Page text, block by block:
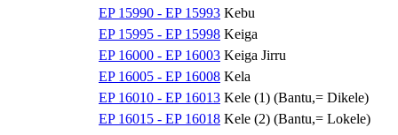
EP 15990 - EP 15993 Kebu
EP 15995 - EP 15998 Keiga
EP 16000 - EP 16003 Keiga Jirru
EP 16005 - EP 16008 Kela
EP 16010 - EP 16013 Kele (1) (Bantu,= Dikele)
EP 16015 - EP 16018 Kele (2) (Bantu,= Lokele)